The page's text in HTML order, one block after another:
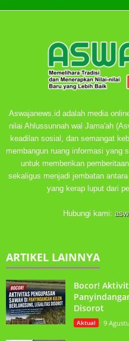
Aswajanews.id adalah media
nilai Ahlussunnah wal Jama'ah
keadilan sosial, dan semangat
membangun ruang informasi yang
untuk memberikan
sekaligus menjadi jembatan
yang kerap luput dari
Hubungi kami:
ARTIKEL LAINNYA
Bocor!
Disorot
Aktual 9